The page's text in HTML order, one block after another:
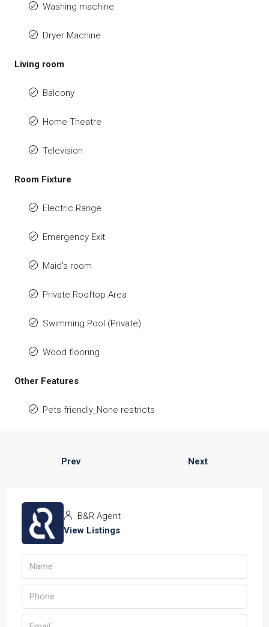
Washing machine
Dryer Machine
Living room
Balcony
Home Theatre
Television
Room Fixture
Electric Range
Emergency Exit
Maid's room
Private Rooftop Area
Swimming Pool (Private)
Wood flooring
Other Features
Pets friendly_None restricts
Prev Next
B&R Agent
View Listings